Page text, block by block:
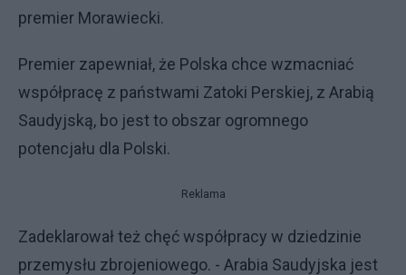
premier Morawiecki.
Premier zapewniał, że Polska chce wzmacniać
współpracę z państwami Zatoki Perskiej, z Arabią
Saudyjską, bo jest to obszar ogromnego
potencjału dla Polski.
Reklama
Zadeklarował też chęć współpracy w dziedzinie
przemysłu zbrojeniowego. - Arabia Saudyjska jest